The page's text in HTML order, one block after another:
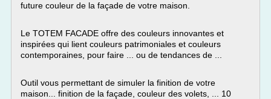
future couleur de la façade de votre maison.
Le TOTEM FACADE offre des couleurs innovantes et
inspirées qui lient couleurs patrimoniales et couleurs
contemporaines, pour faire ... ou de tendances de ...
Outil vous permettant de simuler la finition de votre
maison... finition de la façade, couleur des volets, ... 10